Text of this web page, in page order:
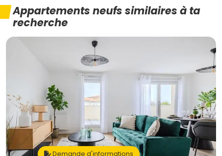
Appartements neufs similaires à ta
recherche
Demande d'informations